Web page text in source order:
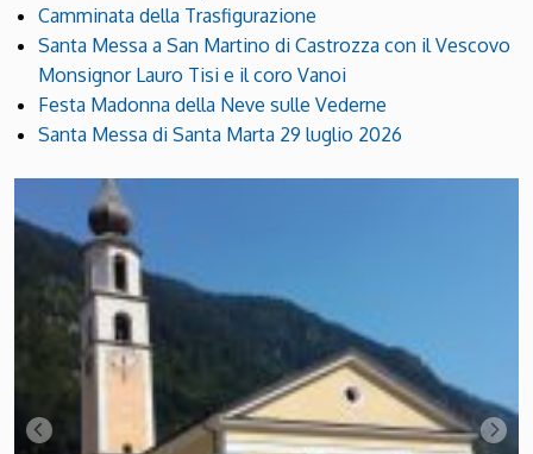
Camminata della Trasfigurazione
Santa Messa a San Martino di Castrozza con il Vescovo
Monsignor Lauro Tisi e il coro Vanoi
Festa Madonna della Neve sulle Vederne
Santa Messa di Santa Marta 29 luglio 2026